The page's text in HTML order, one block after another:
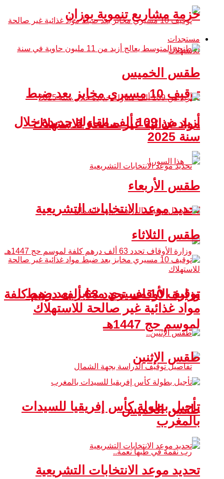
توقيف 10 مسيري مخابز بعد ضبط
مواد غذائية غير صالحة للاستهلاك
تحديد موعد الانتخابات التشريعية
وزارة الأوقاف تحدد 63 ألف درهم كلفة
لموسم حج 1447هـ
طقس الخميس
حزمة مشاريع تنموية بوزان
مستجدات
طقس الخميس
أزيد من 109 ألف مقاولة جديدة خلال
سنة 2025
طقس الأربعاء
طقس الثلاثاء
توقيف 10 مسيري مخابز بعد ضبط
مواد غذائية غير صالحة للاستهلاك
طقس الإثنين
تأجيل بطولة كأس إفريقيا للسيدات
بالمغرب
تحديد موعد الانتخابات التشريعية